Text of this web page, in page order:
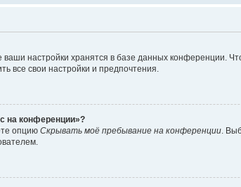
настройки хранятся в базе данных конференции.
все свои настройки и предпочтения.
на конференции»?
опцию Скрывать моё пребывание на конференции .